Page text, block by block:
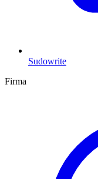
Sudowrite
Firma